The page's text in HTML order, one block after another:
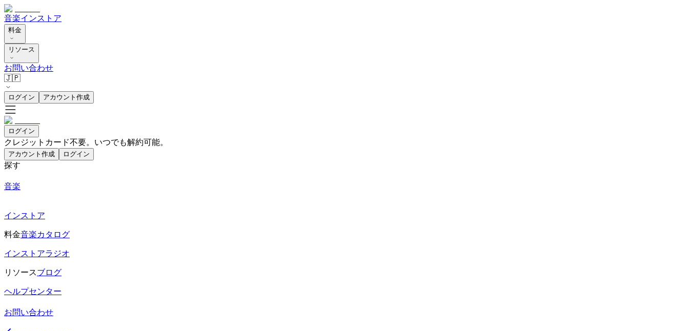
音楽インストア
料金
リソース
お問い合わせ
🇯🇵
ログイン アカウント作成
ログイン
クレジットカード不要。いつでも解約可能。
アカウント作成 ログイン
探す
音楽
インストア
料金音楽カタログ
インストアラジオ
リソースブログ
ヘルプセンター
お問い合わせ